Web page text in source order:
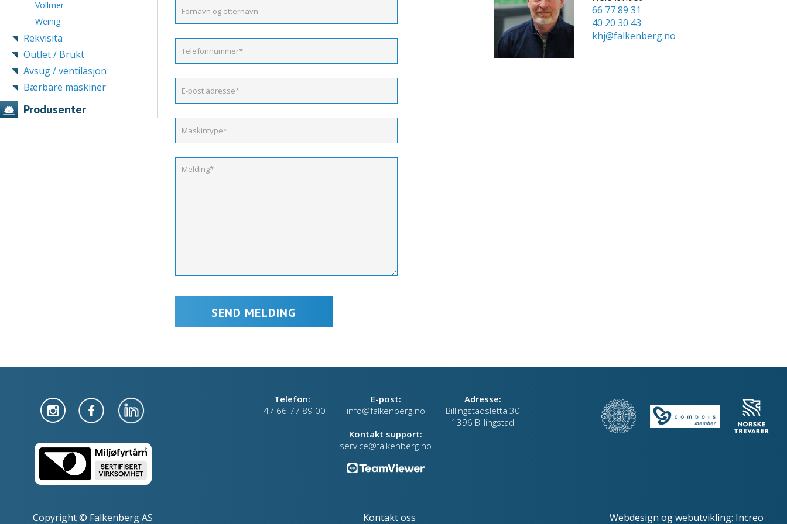
Vollmer
Weinig
Rekvisita
Outlet / Brukt
Avsug / ventilasjon
Bærbare maskiner
Produsenter
66 77 89 31
40 20 30 43
khj@falkenberg.no
Telefon:
+47 66 77 89 00
E-post:
info@falkenberg.no
Kontakt support:
service@falkenberg.no
Adresse:
Billingstadsletta 30
1396 Billingstad
Copyright © Falkenberg AS
Kontakt oss
Webdesign ogwebutvikling: Increo